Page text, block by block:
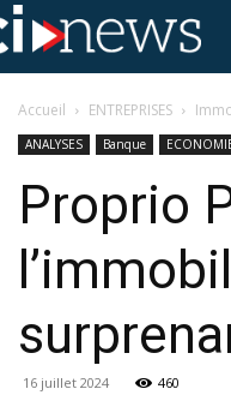
Accueil ENTREPRISES
ANALYSES Banque
Proprio
16 juillet 2024 460